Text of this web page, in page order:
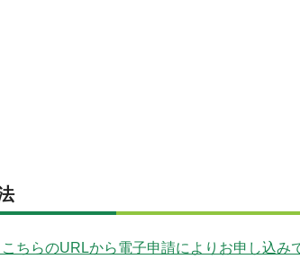
ちらのURLから電子申請によりお申し込み